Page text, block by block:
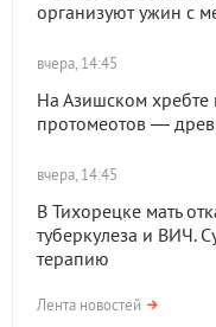
организуют ужин с
вчера, 14:45
На Азишском
протомеотов —
вчера, 14:45
В Тихорецке мать
туберкулеза и ВИЧ.
терапию
Лента новостей